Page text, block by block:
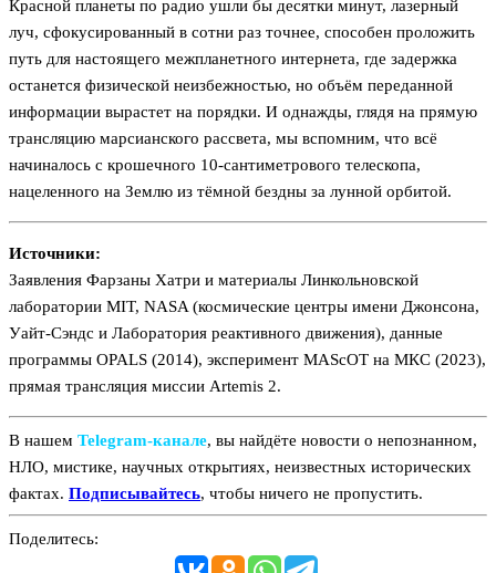
Красной планеты по радио ушли бы десятки минут, лазерный
луч, сфокусированный в сотни раз точнее, способен проложить
путь для настоящего межпланетного интернета, где задержка
останется физической неизбежностью, но объём переданной
информации вырастет на порядки. И однажды, глядя на прямую
трансляцию марсианского рассвета, мы вспомним, что всё
начиналось с крошечного 10-сантиметрового телескопа,
нацеленного на Землю из тёмной бездны за лунной орбитой.
Источники:
Заявления Фарзаны Хатри и материалы Линкольновской
лаборатории MIT, NASA (космические центры имени Джонсона,
Уайт-Сэндс и Лаборатория реактивного движения), данные
программы OPALS (2014), эксперимент MAScOT на МКС (2023),
прямая трансляция миссии Artemis 2.
В нашем Telegram‑канале, вы найдёте новости о непознанном,
НЛО, мистике, научных открытиях, неизвестных исторических
фактах. Подписывайтесь, чтобы ничего не пропустить.
Поделитесь: